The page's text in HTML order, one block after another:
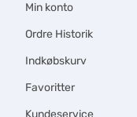
Min konto
Ordre Historik
Indkøbskurv
Favoritter